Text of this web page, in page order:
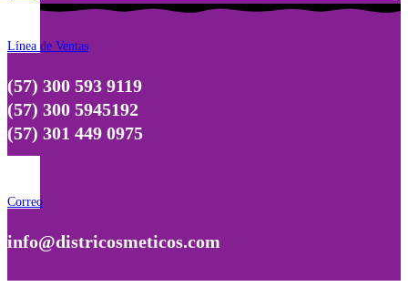
Línea de Ventas
(57) 300 593 9119
(57) 300 5945192
(57) 301 449 0975
Correo
info@districosmeticos.com